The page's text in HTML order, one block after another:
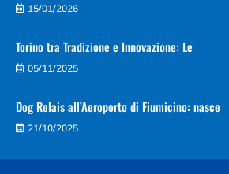
15/01/2026
Torino tra Tradizione e Innovazione: Le
05/11/2025
Dog Relais all’Aeroporto di Fiumicino: nasce
21/10/2025